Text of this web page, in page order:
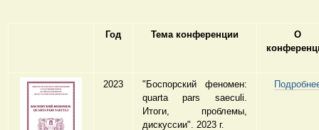
Год Тема конференции
О
2023
"Боспорский феномен:
quarta pars saeculi.
Итоги, проблемы,
дискуссии". 2023 г.